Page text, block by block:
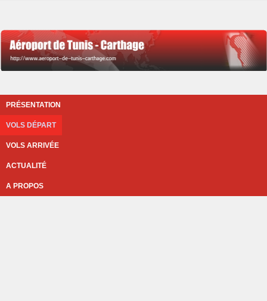
PRÉSENTATION
VOLS DÉPART
VOLS ARRIVÉE
ACTUALITÉ
A PROPOS